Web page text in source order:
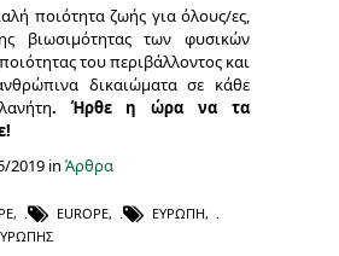
ποιότητα ζωής για όλους/ες,
βιωσιμότητας των φυσικών
του περιβάλλοντος και
δικαιώματα σε κάθε
. Ήρθε η ώρα να τα
2019 in Άρθρα
, EUROPE, ΕΥΡΏΠΗ,